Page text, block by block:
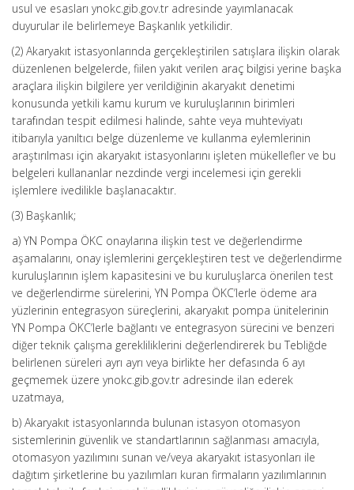
usul ve esasları ynokc.gib.gov.tr adresinde yayımlanacak
duyurular ile belirlemeye Başkanlık yetkilidir.
(2) Akaryakıt istasyonlarında gerçekleştirilen satışlara ilişkin olarak
düzenlenen belgelerde, fiilen yakıt verilen araç bilgisi yerine başka
araçlara ilişkin bilgilere yer verildiğinin akaryakıt denetimi
konusunda yetkili kamu kurum ve kuruluşlarının birimleri
tarafından tespit edilmesi halinde, sahte veya muhteviyatı
itibarıyla yanıltıcı belge düzenleme ve kullanma eylemlerinin
araştırılması için akaryakıt istasyonlarını işleten mükellefler ve bu
belgeleri kullananlar nezdinde vergi incelemesi için gerekli
işlemlere ivedilikle başlanacaktır.
(3) Başkanlık;
a) YN Pompa ÖKC onaylarına ilişkin test ve değerlendirme
aşamalarını, onay işlemlerini gerçekleştiren test ve değerlendirme
kuruluşlarının işlem kapasitesini ve bu kuruluşlarca önerilen test
ve değerlendirme sürelerini, YN Pompa ÖKC’lerle ödeme ara
yüzlerinin entegrasyon süreçlerini, akaryakıt pompa ünitelerinin
YN Pompa ÖKC’lerle bağlantı ve entegrasyon sürecini ve benzeri
diğer teknik çalışma gerekliliklerini değerlendirerek bu Tebliğde
belirlenen süreleri ayrı ayrı veya birlikte her defasında 6 ayı
geçmemek üzere ynokc.gib.gov.tr adresinde ilan ederek
uzatmaya,
b) Akaryakıt istasyonlarında bulunan istasyon otomasyon
sistemlerinin güvenlik ve standartlarının sağlanması amacıyla,
otomasyon yazılımını sunan ve/veya akaryakıt istasyonları ile
dağıtım şirketlerine bu yazılımları kuran firmaların yazılımlarının